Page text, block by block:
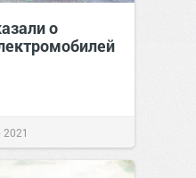
о
2021